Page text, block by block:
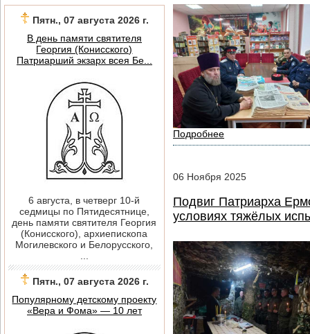
Пятн., 07 августа 2026 г.
В день памяти святителя
Георгия (Конисского)
Патриарший экзарх всея Бе...
6 августа, в четверг 10-й
седмицы по Пятидесятнице,
день памяти святителя Георгия
(Конисского), архиепископа
Могилевского и Белорусского,
Пятн., 07 августа 2026 г.
Популярному детскому проекту
«Вера и Фома» — 10 лет
Подробнее
06 Ноября 2025
Подвиг Патриарха
условиях тяжёлых